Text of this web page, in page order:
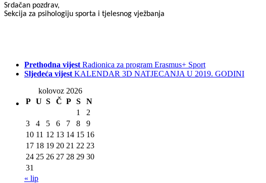
Srdačan pozdrav,
Sekcija za psihologiju sporta i tjelesnog vježbanja
Prethodna vijest Radionica za program Erasmus+ Sport
Sljedeća vijest KALENDAR 3D NATJECANJA U 2019. GODINI
kolovoz 2026
P U S Č P S
N
1
2
3
4 5 6 7 8
9
10 11 12 13 14 15 16
17 18 19 20 21 22 23
24 25 26 27 28 29 30
31
« lip